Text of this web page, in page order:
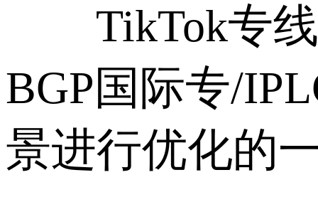
TikTok专线
BGP国际专/
景进行优化的